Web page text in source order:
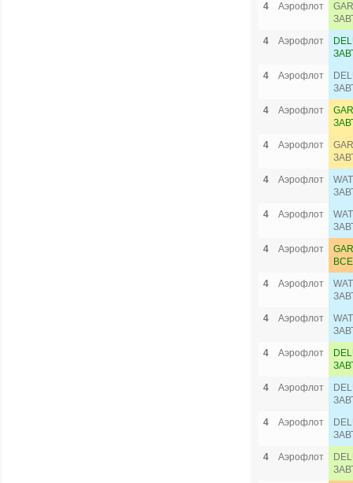
4 Аэрофлот
4
Аэрофлот
4
Аэрофлот
4
Аэрофлот
4
Аэрофлот
4
Аэрофлот
4
Аэрофлот
4
Аэрофлот
4
Аэрофлот
4
Аэрофлот
4
Аэрофлот
4
Аэрофлот
4
Аэрофлот
4
Аэрофлот